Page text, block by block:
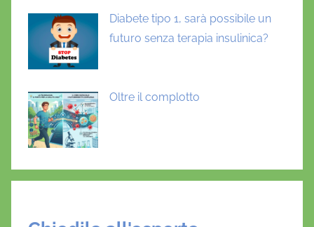
e
Diabete tipo 1, sarà possibile un
futuro senza terapia insulinica?
Oltre il complotto